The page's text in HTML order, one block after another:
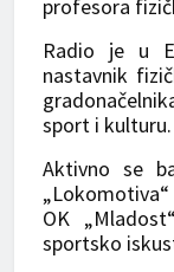
profesora
Radio je u
nastavnik
sport i kulturu.
Aktivno se
OK
sportsko